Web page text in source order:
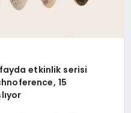
etkinlik serisi
15